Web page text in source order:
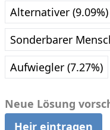
Alternativer (9.09%)
Sonderbarer
Aufwiegler (7.27%)
Neue Lösung
Heir eintragen